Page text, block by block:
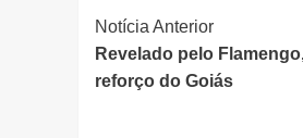
Continue
Lendo
Notícia Anterior
Revelado pelo
reforço do Goiás